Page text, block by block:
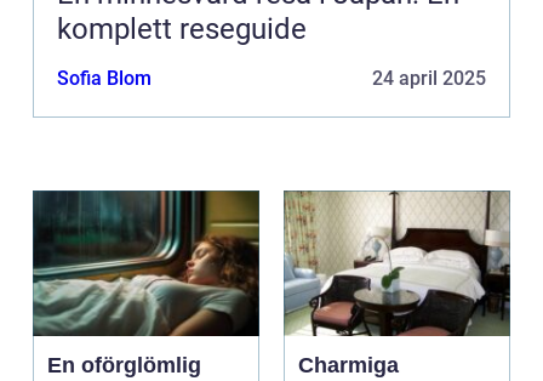
komplett reseguide
Sofia Blom 24 april 2025
En oförglömlig
Charmiga